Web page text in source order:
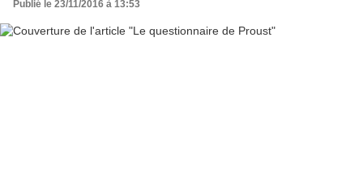
Publié le 23/11/2016 à 13:53